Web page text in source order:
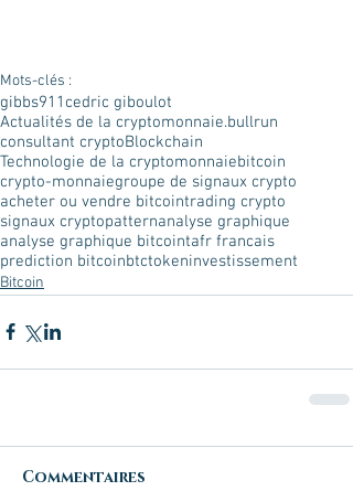
Mots-clés :
gibbs911 cedric giboulot
Actualités de la cryptomonnaie.bullrun
consultant cryptoBlockchain
Technologie de la cryptomonnaiebitcoin
crypto-monnaiegroupe de signaux crypto
acheter ou vendre bitcointrading crypto
signaux cryptopatternanalyse graphique
analyse graphique bitcointafr francais
prediction bitcoinbtctokeninvestissement
Bitcoin
Commentaires